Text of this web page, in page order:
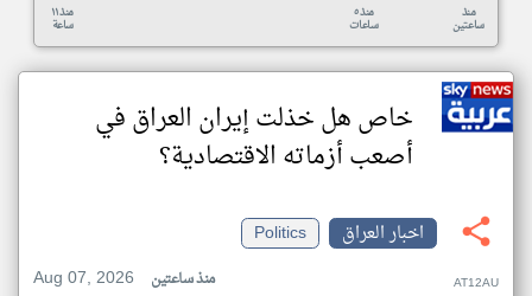
منذ ١١
ساعة
منذ ٥
ساعات
منذ
ساعتين
خاص هل خذلت إيران العراق في
أصعب أزماته الاقتصادية؟
اخبار العراق
Politics
Aug 07, 2026
منذ ساعتين AT12AU